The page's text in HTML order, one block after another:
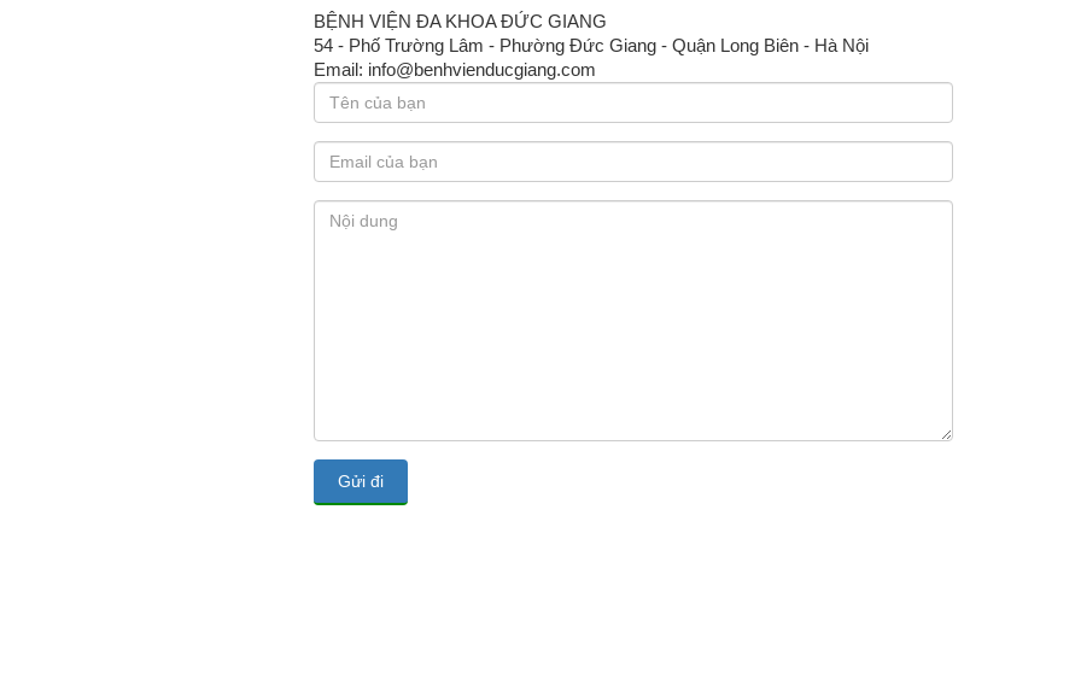
BỆNH VIỆN ĐA KHOA ĐỨC GIANG
54 - Phố Trường Lâm - Phường Đức Giang - Quận Long Biên - Hà Nội
Email: info@benhvienducgiang.com